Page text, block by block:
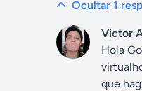
Ocultar 1
Victor
Hola
que